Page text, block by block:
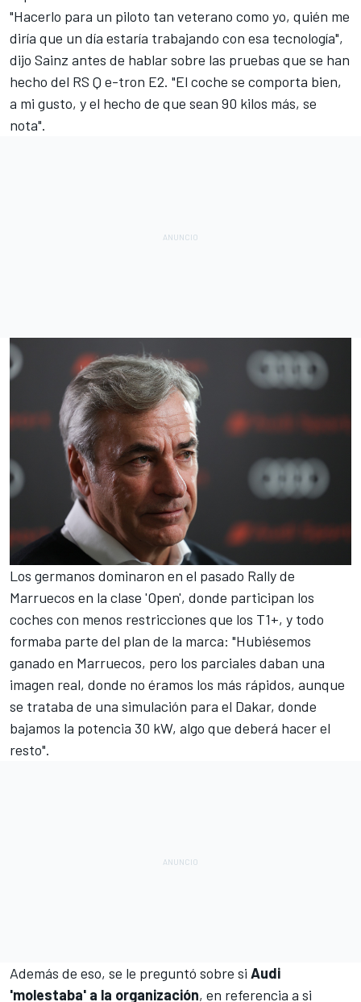
"Hacerlo para un piloto tan veterano como yo, quién me
diría que un día estaría trabajando con esa tecnología",
dijo Sainz antes de hablar sobre las pruebas que se han
hecho del RS Q e-tron E2. "El coche se comporta bien,
a mi gusto, y el hecho de que sean 90 kilos más, se
nota".
Los germanos dominaron en el pasado Rally de
Marruecos en la clase 'Open', donde participan los
coches con menos restricciones que los T1+, y todo
formaba parte del plan de la marca: "Hubiésemos
ganado en Marruecos, pero los parciales daban una
imagen real, donde no éramos los más rápidos, aunque
se trataba de una simulación para el Dakar, donde
bajamos la potencia 30 kW, algo que deberá hacer el
resto".
Además de eso, se le preguntó sobre si Audi
'molestaba' a la organización, en referencia a si